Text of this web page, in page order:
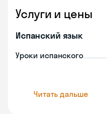
Услуги и цены
Испанский язык
Уроки испанского
Читать дальше